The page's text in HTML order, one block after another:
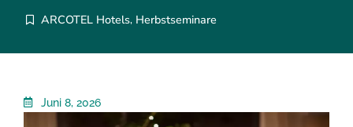
ARCOTEL Hotels, Herbstseminare
Juni 8, 2026